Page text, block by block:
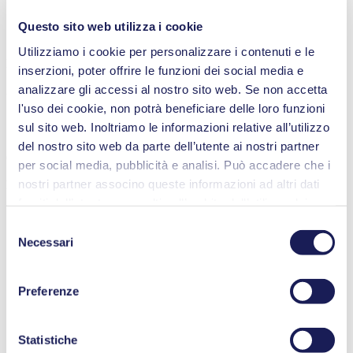
Questo sito web utilizza i cookie
Utilizziamo i cookie per personalizzare i contenuti e le
inserzioni, poter offrire le funzioni dei social media e
analizzare gli accessi al nostro sito web. Se non accetta
l'uso dei cookie, non potrà beneficiare delle loro funzioni
sul sito web. Inoltriamo le informazioni relative all’utilizzo
del nostro sito web da parte dell’utente ai nostri partner
per social media, pubblicità e analisi. Può accadere che i
nostri partner associno queste informazioni ad altri dati
qualsiasi momento facendo clic su “Cookies” alla fine del
Maggiori informazioni sui cookie utilizzati, sui loro scopi,
sulla base giuridica e sulla durata del salvataggio sono
delNecessari
Preferenze
Statistiche
PC Control Software SC 820 G and SC 840 G
ZIP (4 MB) - Opuscoli - Inglese
Operating Manual LABOPORT® SC 840 G CN
PDF (5 MB) - Manuali d’uso - Cinese
ID
Condensatore ad alte prestazioni con valvola di scarico
114855
Connettore flessibile PP (per flessibile ID 10)
026237